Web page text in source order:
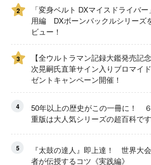
2
「変身ベルト DXマイスドライバ
用編 DXボーンバックルシリーズ
ビュー！
3
【全ウルトラマン記録大鑑発売記
次晃嗣氏直筆サイン入りブロマイ
ゼントキャンペーン開催！
4
50年以上の歴史がこの一冊に！
重版は大人気シリーズの超百科です
5
『太鼓の達人』即上達！ 世界大
者が伝授するコツ《実践編》